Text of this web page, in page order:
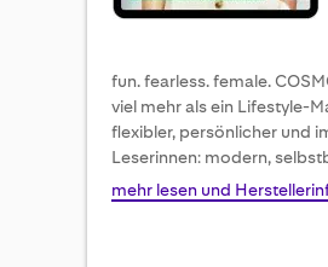
fun. fearless. female.
viel mehr als ein Lifestyle-
flexibler, persönlicher und
Leserinnen: modern,
mehr lesen und